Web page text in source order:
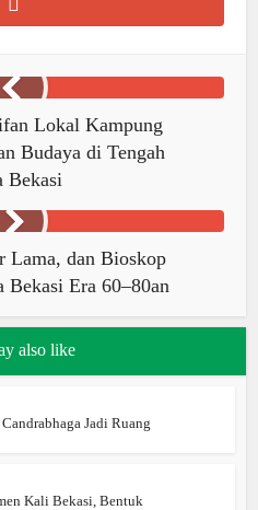
Lokal Kampung
Budaya di Tengah
Bekasi
Lama, dan Bioskop
Bekasi Era 60–80an
also like
Jadi Ruang
Kali Bekasi, Bentuk